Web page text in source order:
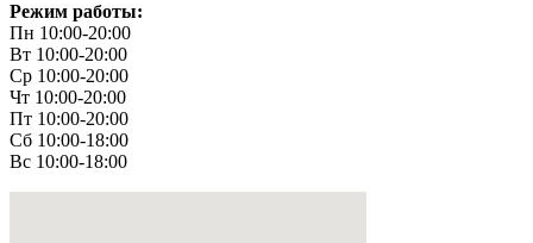
Режим работы:
Пн 10:00-20:00
Вт 10:00-20:00
Ср 10:00-20:00
Чт 10:00-20:00
Пт 10:00-20:00
Сб 10:00-18:00
Вс 10:00-18:00